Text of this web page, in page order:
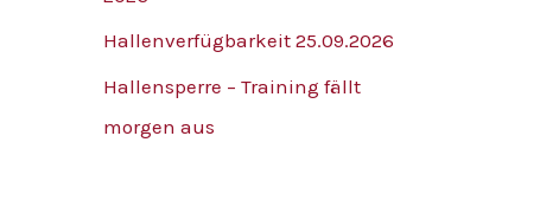
a
c
h
:
Hallenverfügbarkeit 25.09.2026
Hallensperre – Training fällt
morgen aus